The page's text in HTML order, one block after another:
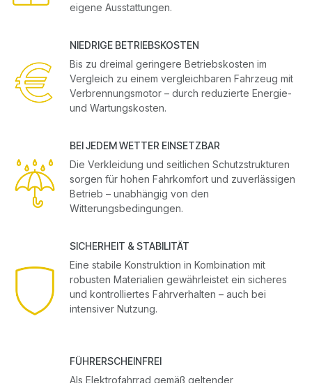
eigene Ausstattungen.
NIEDRIGE BETRIEBSKOSTEN
Bis zu dreimal geringere Betriebskosten im
Vergleich zu einem vergleichbaren Fahrzeug mit
Verbrennungsmotor – durch reduzierte Energie-
und Wartungskosten.
BEI JEDEM WETTER EINSETZBAR
Die Verkleidung und seitlichen Schutzstrukturen
sorgen für hohen Fahrkomfort und zuverlässigen
Betrieb – unabhängig von den
Witterungsbedingungen.
SICHERHEIT & STABILITÄT
Eine stabile Konstruktion in Kombination mit
robusten Materialien gewährleistet ein sicheres
und kontrolliertes Fahrverhalten – auch bei
intensiver Nutzung.
FÜHRERSCHEINFREI
Als Elektrofahrrad gemäß geltender